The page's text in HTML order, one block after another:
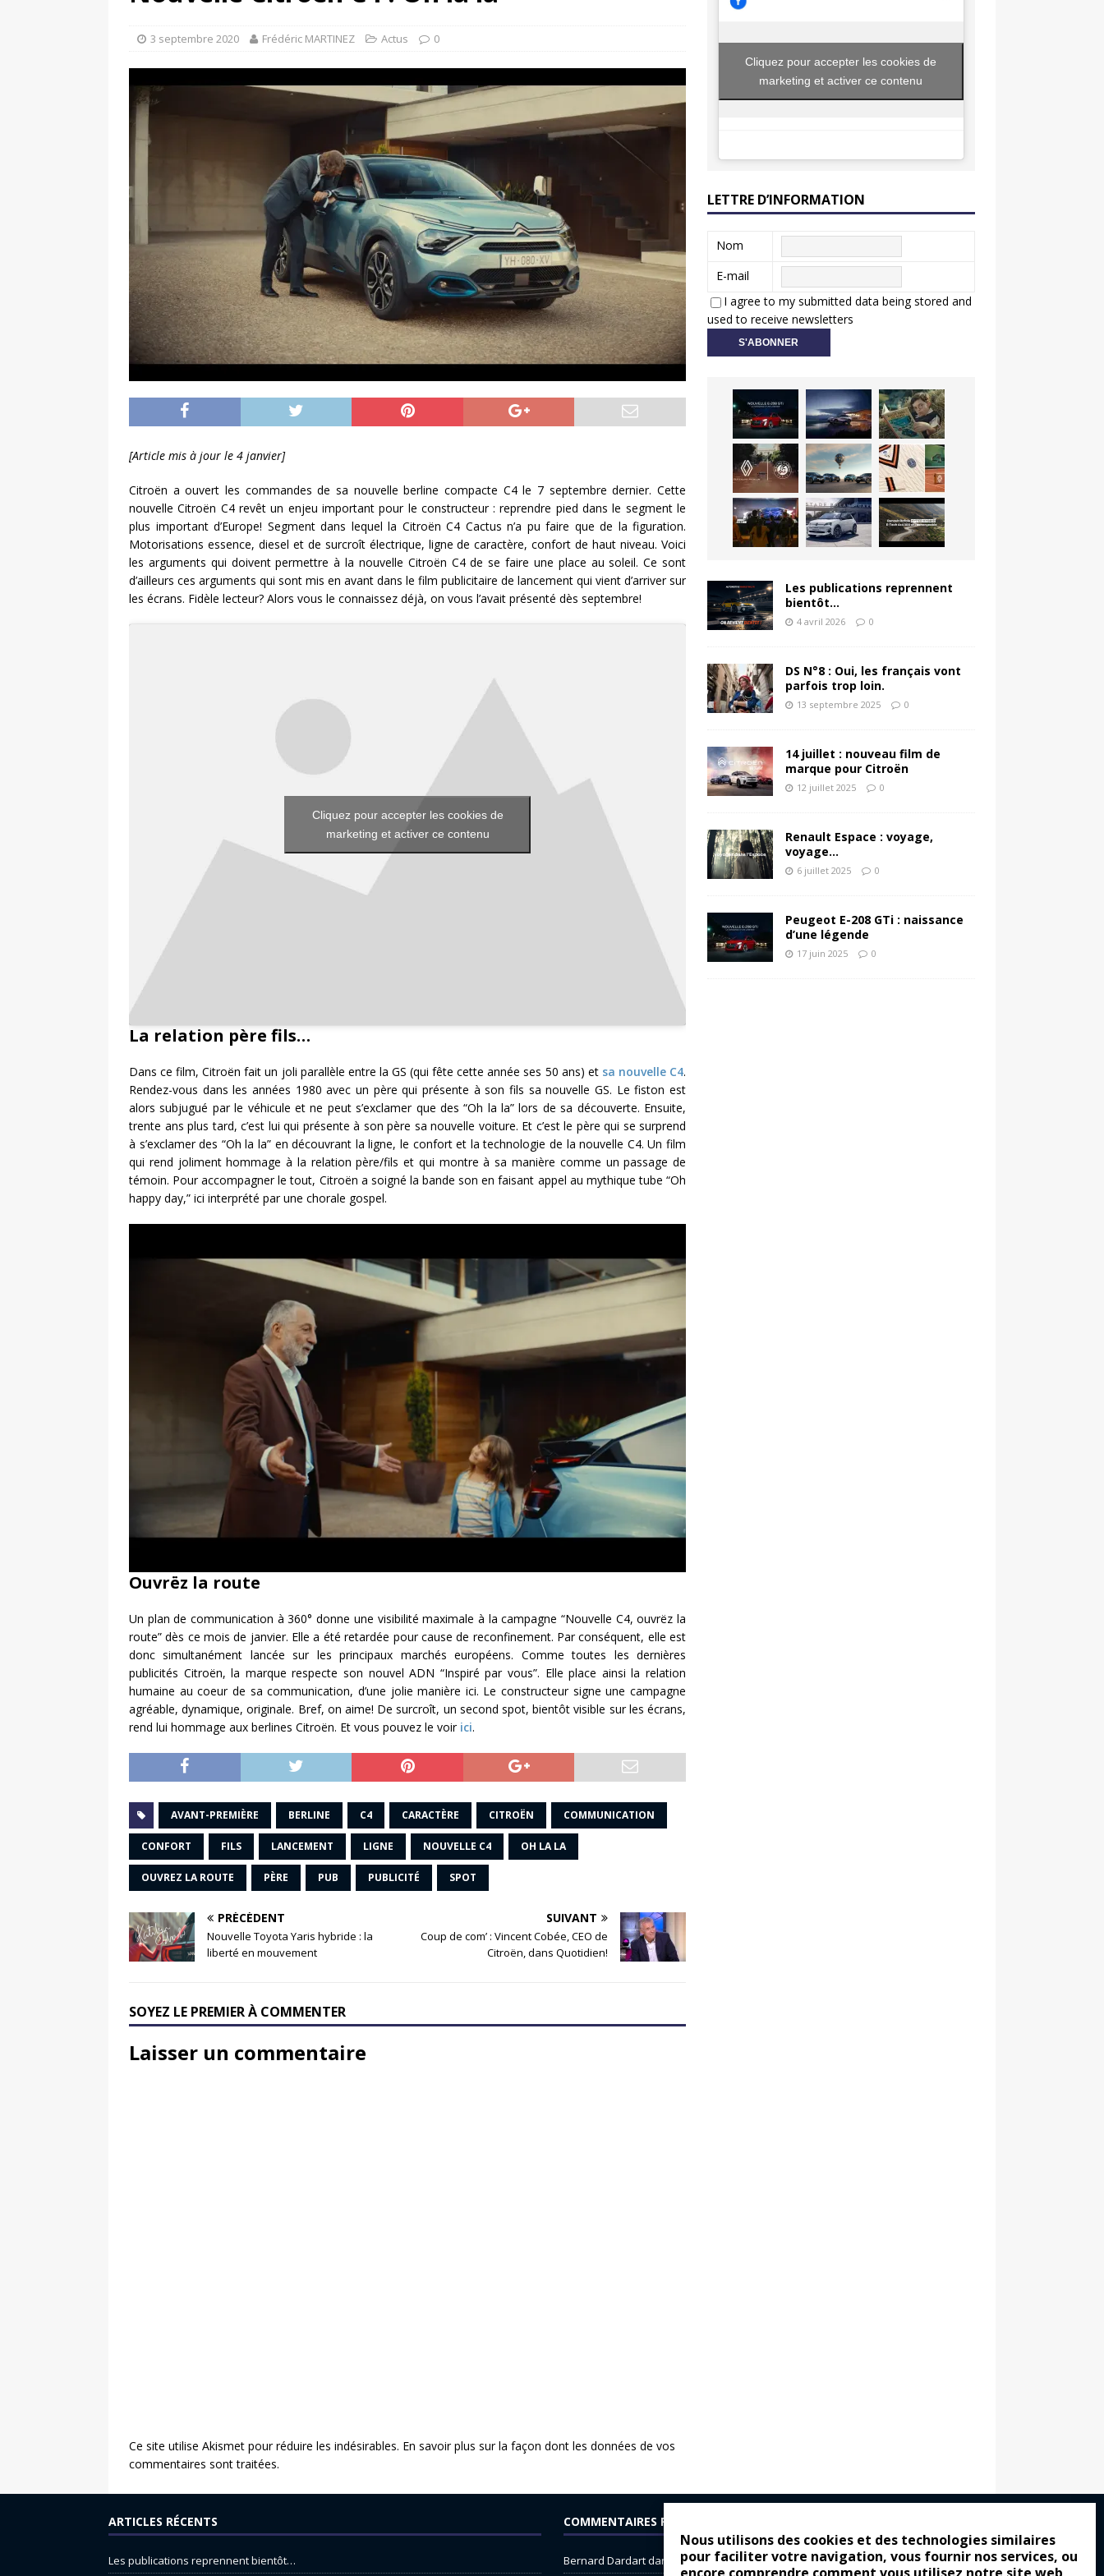
Nous utilisons des cookies et des technologies similaires
pour faciliter votre navigation, vous fournir nos services, ou
[ 13 septembre 2025 ] DS N°8 : Oui, les français vont parfois trop loin.
3 septembre 2020 Frédéric MARTINEZ Actus 0
[Article mis à jour le 4 janvier]
Citroën a ouvert les commandes de sa nouvelle berline compacte C4 le 7 septembre dernier. Cette
nouvelle Citroën C4 revêt un enjeu important pour le constructeur : reprendre pied dans le segment le
plus important d’Europe! Segment dans lequel la Citroën C4 Cactus n’a pu faire que de la figuration.
Motorisations essence, diesel et de surcroît électrique, ligne de caractère, confort de haut niveau. Voici
les arguments qui doivent permettre à la nouvelle Citroën C4 de se faire une place au soleil. Ce sont
d’ailleurs ces arguments qui sont mis en avant dans le film publicitaire de lancement qui vient d’arriver sur
les écrans. Fidèle lecteur? Alors vous le connaissez déjà, on vous l’avait présenté dès septembre!
Cliquez pour accepter les cookies de
marketing et activer ce contenu
La relation père fils…
Dans ce film, Citroën fait un joli parallèle entre la GS (qui fête cette année ses 50 ans) et sa nouvelle C4.
Rendez-vous dans les années 1980 avec un père qui présente à son fils sa nouvelle GS. Le fiston est
alors subjugué par le véhicule et ne peut s’exclamer que des “Oh la la” lors de sa découverte. Ensuite,
trente ans plus tard, c’est lui qui présente à son père sa nouvelle voiture. Et c’est le père qui se surprend
à s’exclamer des “Oh la la” en découvrant la ligne, le confort et la technologie de la nouvelle C4. Un film
qui rend joliment hommage à la relation père/fils et qui montre à sa manière comme un passage de
témoin. Pour accompagner le tout, Citroën a soigné la bande son en faisant appel au mythique tube “Oh
happy day,” ici interprété par une chorale gospel.
Ouvrëz la route
Un plan de communication à 360° donne une visibilité maximale à la campagne “Nouvelle C4, ouvrëz la
route” dès ce mois de janvier. Elle a été retardée pour cause de reconfinement. Par conséquent, elle est
donc simultanément lancée sur les principaux marchés européens. Comme toutes les dernières
publicités Citroën, la marque respecte son nouvel ADN “Inspiré par vous”. Elle place ainsi la relation
humaine au coeur de sa communication, d’une jolie manière ici. Le constructeur signe une campagne
agréable, dynamique, originale. Bref, on aime! De surcroît, un second spot, bientôt visible sur les écrans,
rend lui hommage aux berlines Citroën. Et vous pouvez le voir ici.
AVANT-PREMIÈRE BERLINE C4 CARACTÈRE CITROËN COMMUNICATION
CONFORT FILS LANCEMENT LIGNE NOUVELLE C4 OH LA LA
OUVREZ LA ROUTE PÈRE PUB PUBLICITÉ SPOT
PRÉCÉDENT
Nouvelle Toyota Yaris hybride : la
liberté en mouvement
SUIVANT
Coup de com’ : Vincent Cobée, CEO de
Citroën, dans Quotidien!
SOYEZ LE PREMIER À COMMENTER
Laisser un commentaire
Ce site utilise Akismet pour réduire les indésirables. En savoir plus sur la façon dont les données de vos
commentaires sont traitées.
Cliquez pour accepter les cookies de
marketing et activer ce contenu
LETTRE D’INFORMATION
Nom
E-mail
I agree to my submitted data being stored and
used to receive newsletters
Les publications reprennent
bientôt…
4 avril 2026 0
DS N°8 : Oui, les français vont
parfois trop loin.
13 septembre 2025 0
14 juillet : nouveau film de
marque pour Citroën
12 juillet 2025 0
Renault Espace : voyage,
voyage…
6 juillet 2025 0
Peugeot E-208 GTi : naissance
d’une légende
17 juin 2025 0
ARTICLES RÉCENTS
Les publications reprennent bientôt…
COMMENTAIRES RÉCENTS
Bernard Dardartdans Dacia Sandero : pour les gens vrais